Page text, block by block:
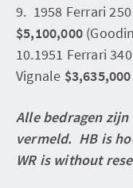
9. 1958 Ferrari
$5,100,000
10.1951 Ferrari
Vignale $3,635,000
Alle bedragen
vermeld. HB is
WR is without